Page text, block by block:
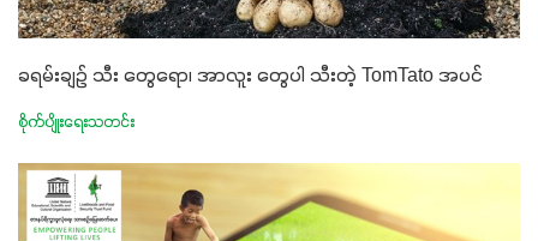
ခရမ်းချဉ် သီး တွေရော၊ အာလူး တွေပါ သီးတဲ့ TomTato အပင်
စိုက်ပျိုးရေးသတင်း